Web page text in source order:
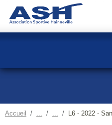
Accueil L6 - 2022 -
Panneau de gestion des cookies